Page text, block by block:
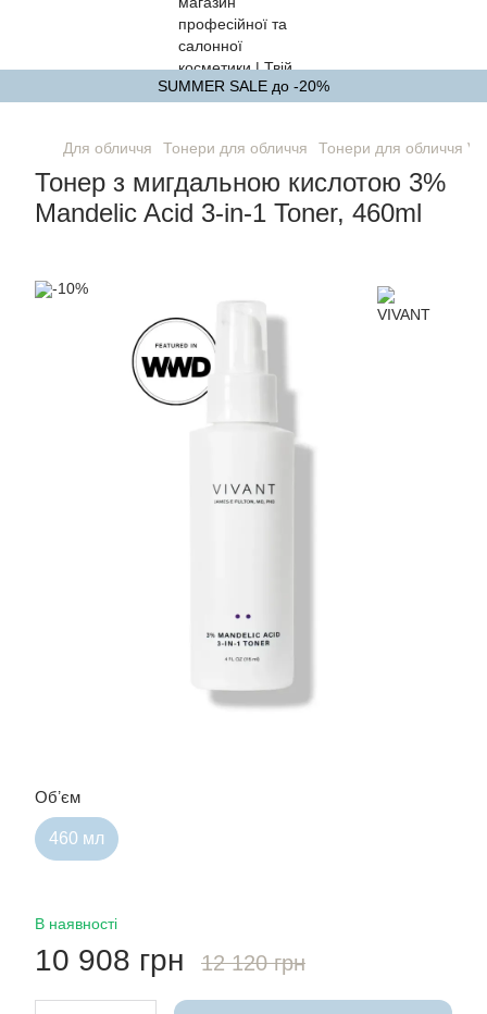
SUMMER SALE до -20%
Для обличчя Тонери для обличчя Тонери для обличчя
Тонер з мигдальною кислотою 3%
Mandelic Acid 3-in-1 Toner, 460ml
Обʼєм
460 мл
В наявності
10 908 грн 12 120 грн